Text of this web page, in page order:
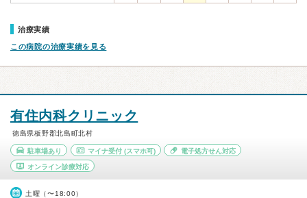
治療実績
この病院の治療実績を見る
有住内科クリニック
徳島県板野郡北島町北村
駐車場あり マイナ受付(スマホ可) 電子処方せん対応
オンライン診療対応
土曜（〜18:00）